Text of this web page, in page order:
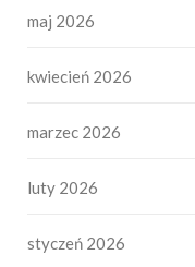
maj 2026
kwiecień 2026
marzec 2026
luty 2026
styczeń 2026